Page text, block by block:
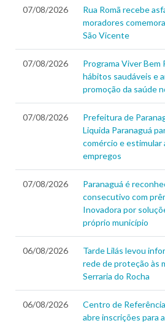
07/08/2026
Rua Romã recebe
moradores
São Vicente
07/08/2026
Programa Viver Bem
hábitos saudáveis e
promoção da saúde
07/08/2026
Prefeitura de
Liquida Paranaguá
comércio e estimular
empregos
07/08/2026
Paranaguá é
consecutivo com
Inovadora por
próprio município
06/08/2026
Tarde Lilás levou
rede de proteção às
Serraria do Rocha
06/08/2026
Centro de
abre inscrições para